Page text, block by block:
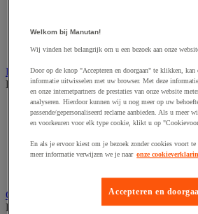
Accessoires voor snij- en
Accessoires voor spijkermachine
Accessoires voor zaag
Elektrische toebehoren en verlichting
Bekijk de hele productgroep
Accessoires voor elektrisch
Batterij, oplader en kabel
Elektrische uitrusting
Verlengsnoer, stekkerdoos en
Gereedschap opbergen
Bekijk de hele productgroep
Welkom bij Manutan!
Wij vinden het belangrijk om u een bezoek aan onze
Door op de knop "Accepteren en doorgaan" te klikken,
informatie uitwisselen met uw browser. Met deze
en onze internetpartners de prestaties van onze website
analyseren. Hierdoor kunnen wij u nog meer op uw
passende/gepersonaliseerd reclame aanbieden. Als u meer
en voorkeuren voor elk type cookie, klikt u op
En als je ervoor kiest om je bezoek zonder cookies voort
meer informatie verwijzen we je naar onze
Accepteren en